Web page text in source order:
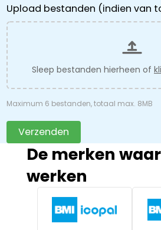
Upload bestanden (indien van
Sleep bestanden hierheen of
Maximum 6 bestanden, totaal max. 8MB
Verzenden
De merken
werken